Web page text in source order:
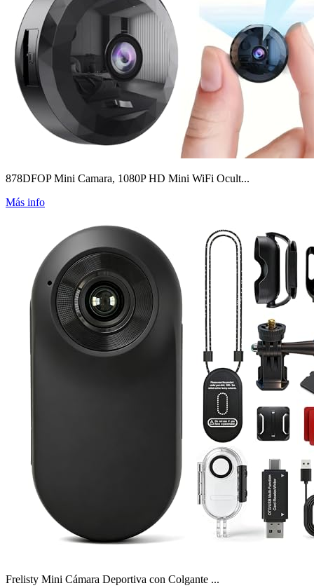
878DFOP Mini Camara, 1080P HD Mini WiFi Ocult...
Más info
Frelisty Mini Cámara Deportiva con Colgante ...